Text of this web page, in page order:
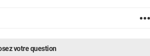
votre question